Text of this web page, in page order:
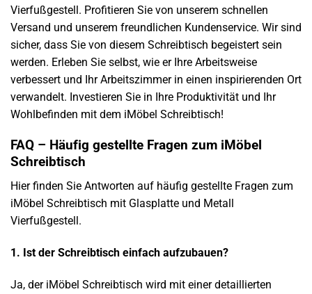
Vierfußgestell. Profitieren Sie von unserem schnellen
Versand und unserem freundlichen Kundenservice. Wir sind
sicher, dass Sie von diesem Schreibtisch begeistert sein
werden. Erleben Sie selbst, wie er Ihre Arbeitsweise
verbessert und Ihr Arbeitszimmer in einen inspirierenden Ort
verwandelt. Investieren Sie in Ihre Produktivität und Ihr
Wohlbefinden mit dem iMöbel Schreibtisch!
FAQ – Häufig gestellte Fragen zum iMöbel
Schreibtisch
Hier finden Sie Antworten auf häufig gestellte Fragen zum
iMöbel Schreibtisch mit Glasplatte und Metall
Vierfußgestell.
1. Ist der Schreibtisch einfach aufzubauen?
Ja, der iMöbel Schreibtisch wird mit einer detaillierten